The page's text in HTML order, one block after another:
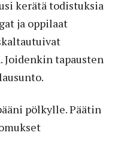
kerätä todistuksia
ja oppilaat
Joidenkin tapausten
pölkylle. Päätin